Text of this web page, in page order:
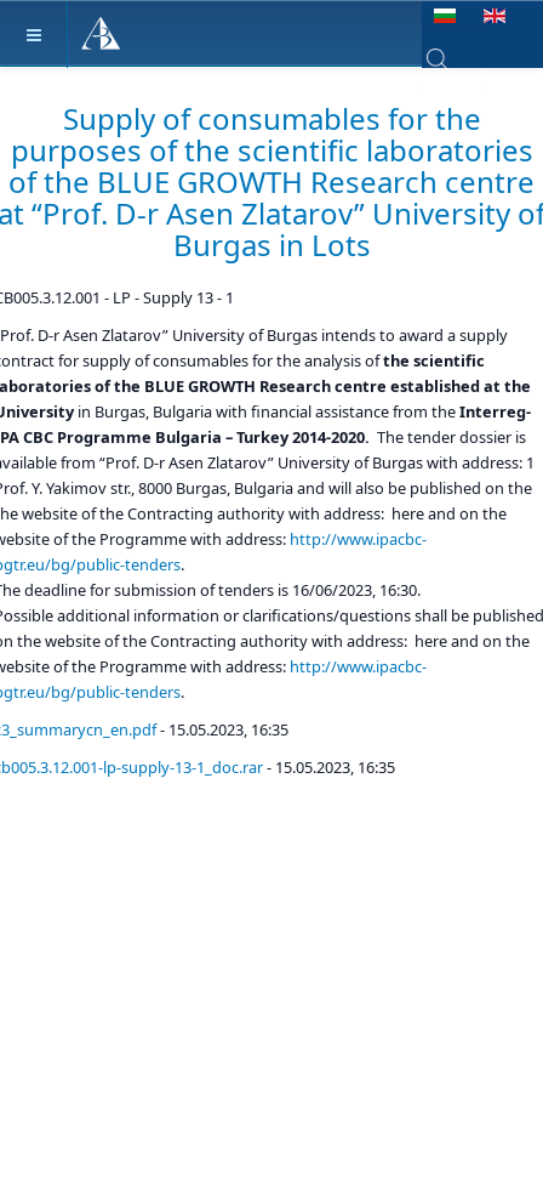
Изберете език
Type 2 or more
Supply of consumables for the
purposes of the scientific laboratories
of the BLUE GROWTH Research centre
“Prof. D-r Asen Zlatarov” University
Burgas in Lots
- LP - Supply 13 - 1
D-r Asen Zlatarov” University of Burgas intends to award a supply
for supply of consumables for the analysis ofthe scientific
of the BLUE GROWTH Research centre established at the
in Burgas, Bulgaria with financial assistance from theInterreg-
CBC Programme Bulgaria – Turkey 2014-2020. The tender dossier is
from “Prof. D-r Asen Zlatarov” University of Burgas with address: 1
Y. Yakimov str., 8000 Burgas, Bulgaria and will also be published on the
website of the Contracting authority with address: here and on the
of the Programme with address: http://www.ipacbc-
bg/public-tenders.
deadline for submission of tenders is 16/06/2023, 16:30.
additional information or clarifications/questions shall be published
the website of the Contracting authority with address: here and on the
of the Programme with address: http://www.ipacbc-
bg/public-tenders.
- 15.05.2023, 16:35
lp-supply-13-1_doc.rar- 15.05.2023, 16:35